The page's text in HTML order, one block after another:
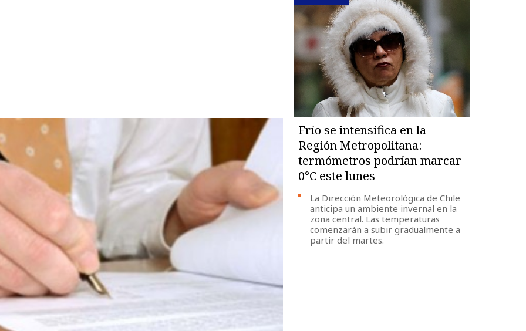
Frío se intensifica en la
Región Metropolitana:
termómetros podrían marcar
0°C este lunes
La Dirección Meteorológica de Chile
anticipa un ambiente invernal en la
zona central. Las temperaturas
comenzarán a subir gradualmente a
partir del martes.